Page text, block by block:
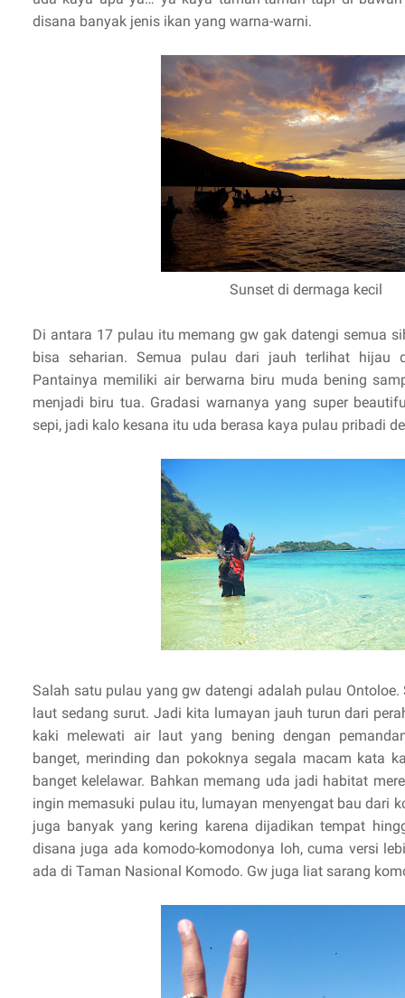
disana banyak jenis ikan yang warna-warni.
Sunset di dermaga kecil
Di antara 17 pulau itu memang gw gak datengi semua
bisa seharian. Semua pulau dari jauh terlihat hijau
Pantainya memiliki air berwarna biru muda bening
menjadi biru tua. Gradasi warnanya yang super
sepi, jadi kalo kesana itu uda berasa kaya pulau pribadi
Salah satu pulau yang gw datengi adalah pulau
laut sedang surut. Jadi kita lumayan jauh turun dari
kaki melewati air laut yang bening dengan
banget, merinding dan pokoknya segala macam kata
banget kelelawar. Bahkan memang uda jadi habitat
ingin memasuki pulau itu, lumayan menyengat bau dari
juga banyak yang kering karena dijadikan tempat
disana juga ada komodo-komodonya loh, cuma versi
ada di Taman Nasional Komodo. Gw juga liat sarang